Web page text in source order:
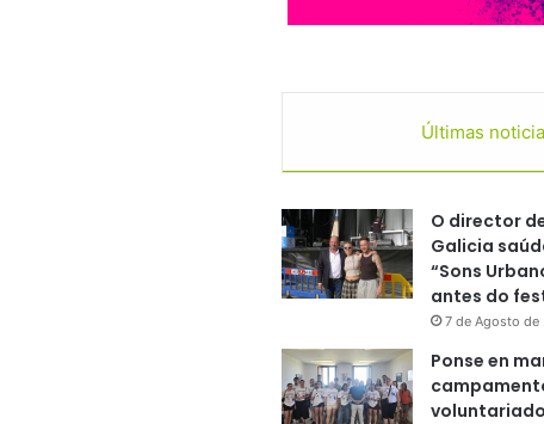
Últimas
O director
Galicia
“Sons
antes do
7 de Agosto de
Ponse en